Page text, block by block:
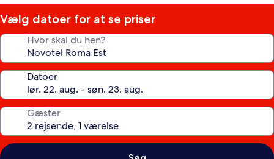
Vælg datoer for at se priser
Hvor skal du hen?
Datoer
Gæster